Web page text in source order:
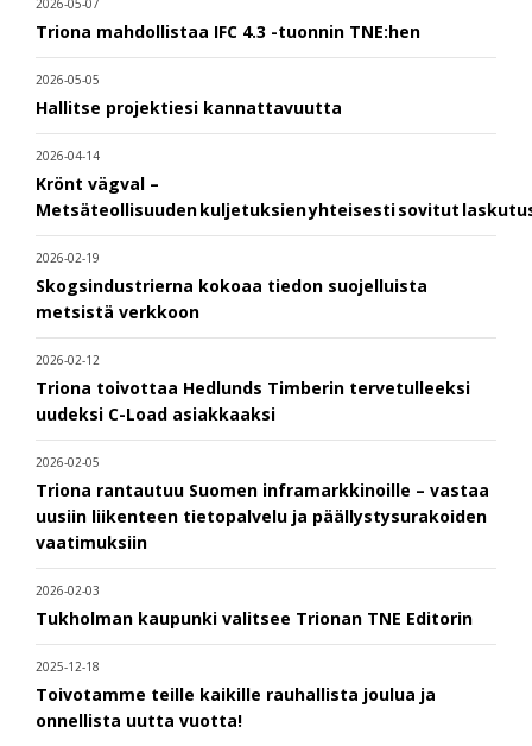
2026-05-07
Triona mahdollistaa IFC 4.3 -tuonnin TNE:hen
2026-05-05
Hallitse projektiesi kannattavuutta
2026-04-14
Krönt vägval –
Metsäteollisuuden kuljetuksien yhteisesti sovitut
2026-02-19
Skogsindustrierna kokoaa tiedon suojelluista
metsistä verkkoon
2026-02-12
Triona toivottaa Hedlunds Timberin tervetulleeksi
uudeksi C-Load asiakkaaksi
2026-02-05
Triona rantautuu Suomen inframarkkinoille – vastaa
uusiin liikenteen tietopalvelu ja päällystysurakoiden
vaatimuksiin
2026-02-03
Tukholman kaupunki valitsee Trionan TNE Editorin
2025-12-18
Toivotamme teille kaikille rauhallista joulua ja
onnellista uutta vuotta!